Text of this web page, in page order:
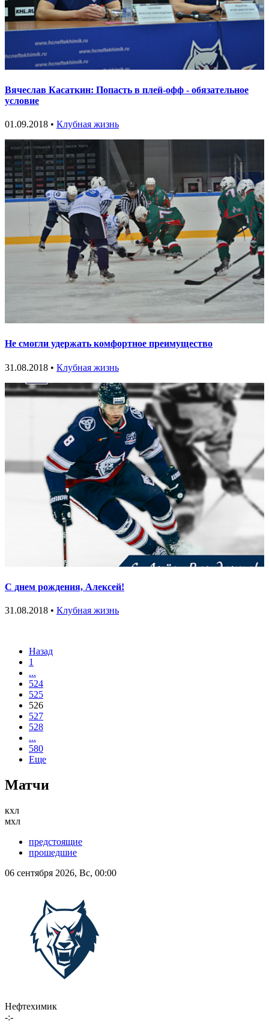
Вячеслав Касаткин: Попасть в плей-офф - обязательное
условие
01.09.2018 • Клубная жизнь
Не смогли удержать комфортное преимущество
31.08.2018 • Клубная жизнь
С днем рождения, Алексей!
31.08.2018 • Клубная жизнь
Назад
1
...
524
525
526
527
528
...
580
Еще
Матчи
кхл
мхл
предстоящие
прошедшие
06 сентября 2026, Вс, 00:00
Нефтехимик
-:-